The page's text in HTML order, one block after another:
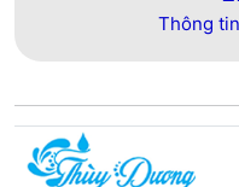
Thông